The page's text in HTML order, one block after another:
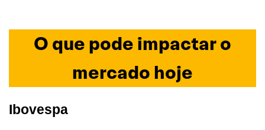
O que pode impactar o
mercado hoje
Ibovespa